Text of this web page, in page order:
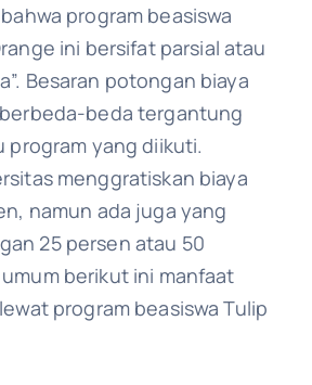
program beasiswa
ini bersifat parsial atau
Besaran potongan biaya
beda tergantung
program yang diikuti.
menggratiskan biaya
namun ada juga yang
25 persen atau 50
berikut ini manfaat
program beasiswa Tulip